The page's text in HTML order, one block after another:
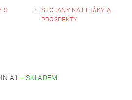
S
STOJANY NA LETÁKY A
PROSPEKTY
A1 –SKLADEM